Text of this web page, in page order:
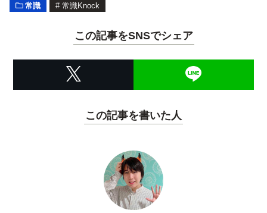
常識 # 常識Knock
この記事をSNSでシェア
この記事を書いた人